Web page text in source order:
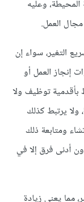
المحيطة، وعليه
مجال العمل.
التغير، سواء إن
إنجاز العمل أو
بأقدمية توظيف ولا
يرتبط كذلك
ومتابعة ذلك
أدنى فرق إلا في